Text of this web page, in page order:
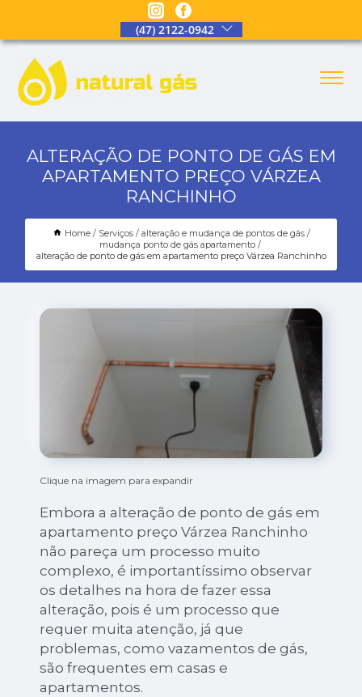
(47) 2122-0942
ALTERAÇÃO DE PONTO DE GÁS EM
APARTAMENTO PREÇO VÁRZEA
RANCHINHO
Home Serviços
alteração e mudança de pontos de gás
mudança ponto de gás apartamento
alteração de ponto de gás em apartamento preço Várzea Ranchinho
Clique na imagem para expandir
Embora a alteração de ponto de gás em
apartamento preço Várzea Ranchinho
não pareça um processo muito
complexo, é importantíssimo observar
os detalhes na hora de fazer essa
alteração, pois é um processo que
requer muita atenção, já que
problemas, como vazamentos de gás,
são frequentes em casas e
apartamentos.